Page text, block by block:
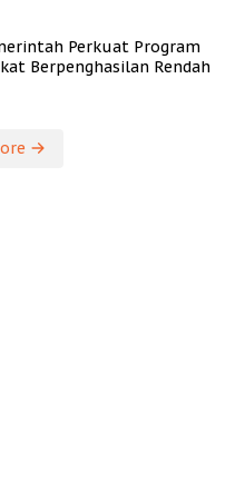
Perkuat Program
Berpenghasilan Rendah